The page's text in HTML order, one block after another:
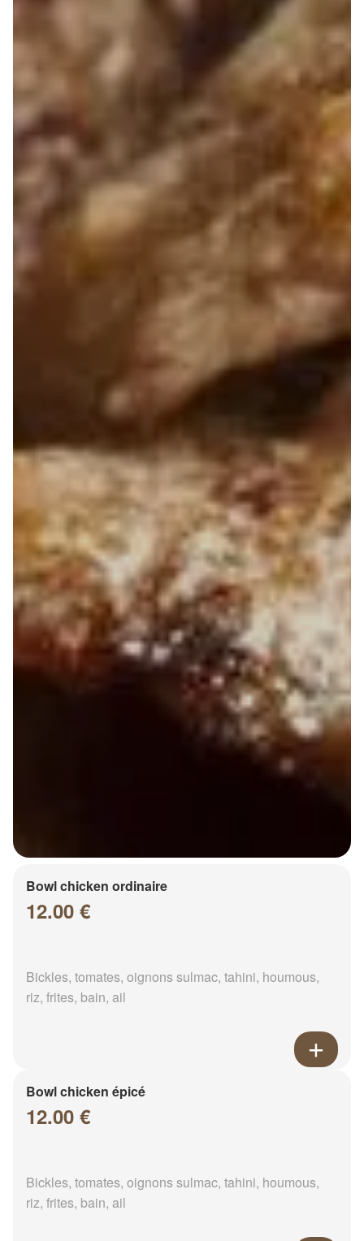
Bowl chicken ordinaire
12.00 €
Bickles, tomates, oignons sulmac, tahini, houmous,
riz, frites, bain, ail
Bowl chicken épicé
12.00 €
Bickles, tomates, oignons sulmac, tahini, houmous,
riz, frites, bain, ail